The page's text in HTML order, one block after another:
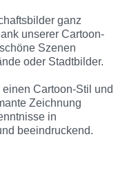
ganz
unserer Cartoon-
Szenen
oder Stadtbilder.
Cartoon-Stil und
Zeichnung
in
beeindruckend.